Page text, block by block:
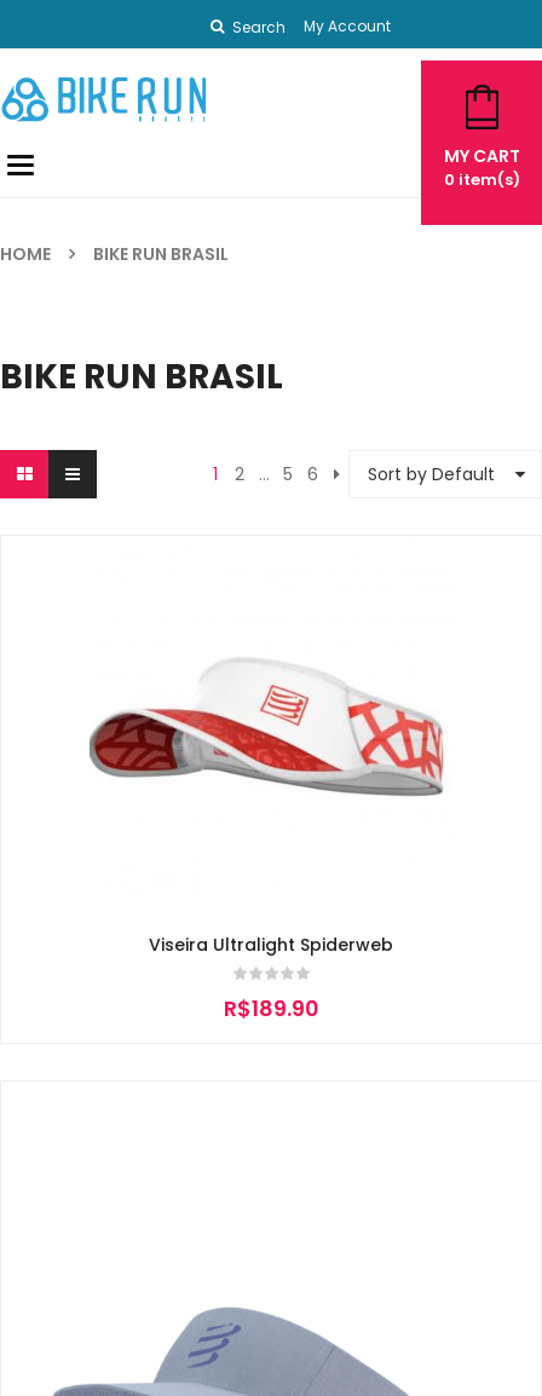
My Account
Search
Toggle
MY CART
0 item(s)
HOME BIKE RUN BRASIL
BIKE RUN BRASIL
Sort by Default
1 2 … 5 6
Viseira Ultralight Spiderweb
R$189.90